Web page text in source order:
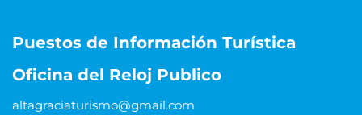
Puestos de Información Turística
Oficina del Reloj Publico
altagraciaturismo@gmail.com